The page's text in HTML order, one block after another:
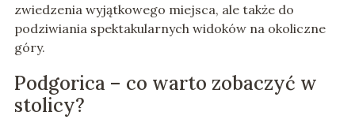
zwiedzenia wyjątkowego miejsca, ale także do
podziwiania spektakularnych widoków na okoliczne
góry.
Podgorica – co warto zobaczyć w
stolicy?